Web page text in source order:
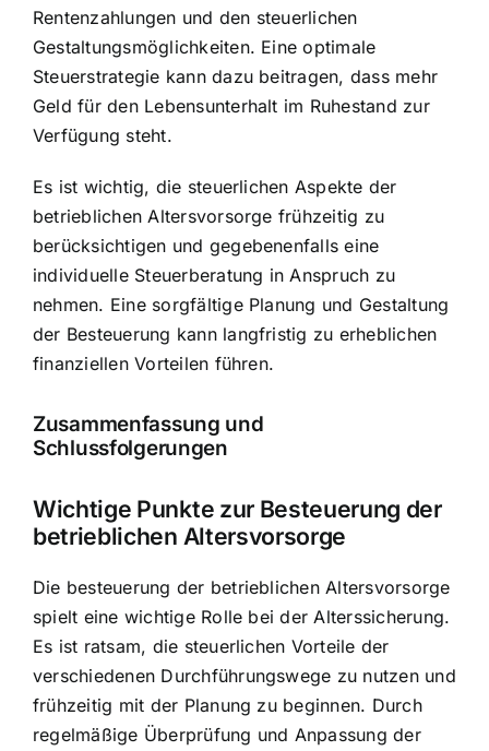
Rentenzahlungen und den steuerlichen
Gestaltungsmöglichkeiten. Eine optimale
Steuerstrategie kann dazu beitragen, dass mehr
Geld für den Lebensunterhalt im Ruhestand zur
Verfügung steht.
Es ist wichtig, die steuerlichen Aspekte der
betrieblichen Altersvorsorge frühzeitig zu
berücksichtigen und gegebenenfalls eine
individuelle Steuerberatung in Anspruch zu
nehmen. Eine sorgfältige Planung und Gestaltung
der Besteuerung kann langfristig zu erheblichen
finanziellen Vorteilen führen.
Zusammenfassung und
Schlussfolgerungen
Wichtige Punkte zur Besteuerung der
betrieblichen Altersvorsorge
Die besteuerung der betrieblichen Altersvorsorge
spielt eine wichtige Rolle bei der Alterssicherung.
Es ist ratsam, die steuerlichen Vorteile der
verschiedenen Durchführungswege zu nutzen und
frühzeitig mit der Planung zu beginnen. Durch
regelmäßige Überprüfung und Anpassung der